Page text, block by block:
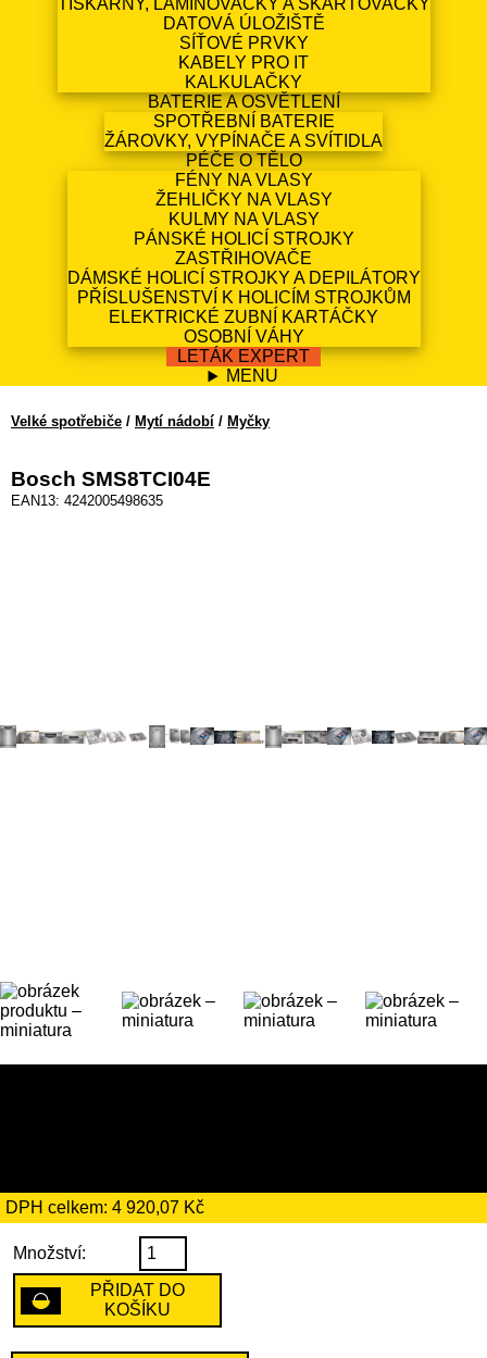
TISKÁRNY, LAMINOVAČKY A SKARTOVAČKY
DATOVÁ ÚLOŽIŠTĚ
SÍŤOVÉ PRVKY
KABELY PRO IT
KALKULAČKY
BATERIE A OSVĚTLENÍ
SPOTŘEBNÍ BATERIE
ŽÁROVKY, VYPÍNAČE A SVÍTIDLA
PÉČE O TĚLO
FÉNY NA VLASY
ŽEHLIČKY NA VLASY
KULMY NA VLASY
PÁNSKÉ HOLICÍ STROJKY
ZASTŘIHOVAČE
DÁMSKÉ HOLICÍ STROJKY A DEPILÁTORY
PŘÍSLUŠENSTVÍ K HOLICÍM STROJKŮM
ELEKTRICKÉ ZUBNÍ KARTÁČKY
OSOBNÍ VÁHY
LETÁK EXPERT
MENU
Velké spotřebiče / Mytí nádobí / Myčky
Bosch SMS8TCI04E
EAN13: 4242005498635
DPH celkem: 4 920,07 Kč
Množství:
PŘIDAT DO
KOŠÍKU